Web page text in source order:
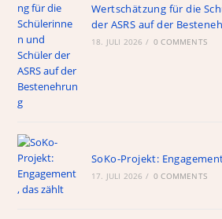
Wertschätzung für die
der ASRS auf der
18. JULI 2026 / 0 COMMENTS
SoKo-Projekt:
17. JULI 2026 / 0 COMMENTS